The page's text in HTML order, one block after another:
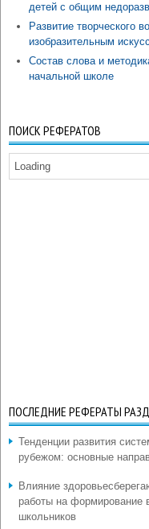
детей с общим
Развитие творческого
изобразительным
Состав слова и
начальной школе
ПОИСК РЕФЕРАТОВ
Loading
ПОСЛЕДНИЕ РЕФЕРАТЫ
Тенденции развития
рубежом: основные
Влияние
работы на формирование
школьников